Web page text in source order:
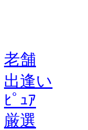
老舗
出逢い
ﾋﾟｭｱ
厳選